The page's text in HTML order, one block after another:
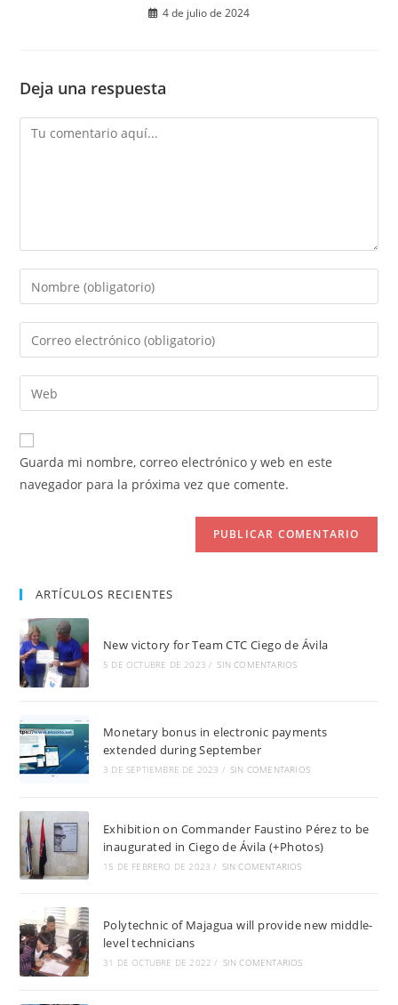
4 de julio de 2024
Deja una respuesta
Comentario
Introduce
tu
nombre
de
usuario
para
comentar
Introduce
tu
dirección
de
electrónico
para
comentar
Introduce
la
URL
de
Guarda mi nombre, correo electrónico y web en este
navegador para la próxima vez que comente.
ARTÍCULOS RECIENTES
New victory for Team CTC Ciego de Ávila
5 DE OCTUBRE DE 2023 / SIN COMENTARIOS
Monetary bonus in electronic payments
extended during September
3 DE SEPTIEMBRE DE 2023 / SIN COMENTARIOS
Exhibition on Commander Faustino Pérez to be
inaugurated in Ciego de Ávila (+Photos)
15 DE FEBRERO DE 2023 / SIN COMENTARIOS
Polytechnic of Majagua will provide new middle-
level technicians
31 DE OCTUBRE DE 2022 / SIN COMENTARIOS